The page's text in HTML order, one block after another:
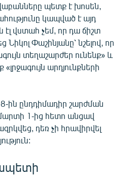
պետք է խոսեն,
կապված է այդ
էլ վստահ չեմ, որ դա ճիշտ
Նիկոլ Փաշինյանը՝ նշելով, որ
տեղաշարժեր ունենք» և
«լրջագույն արդյունքների
ին ընդդիմադիր շարժման
1-ից հետո անցավ
դեռ չի հրավիրվել